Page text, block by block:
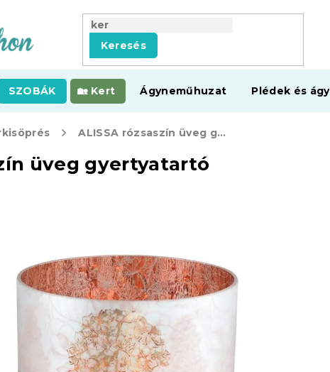
Keresés
SZOBÁK Kert Ágyneműhuzat Plédek és
ALISSA rózsaszín üveg gyertyatartó
üveg gyertyatartó